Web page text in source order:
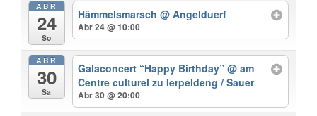
ABR
24
So
Hämmelsmarsch@ Angelduerf
Abr 24 @ 10:00
ABR
30
Sa
Galaconcert “Happy Birthday”@ am
Centre culturel zu Ierpeldeng / Sauer
Abr 30 @ 20:00